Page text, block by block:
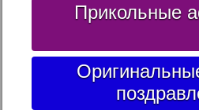
Прикольные